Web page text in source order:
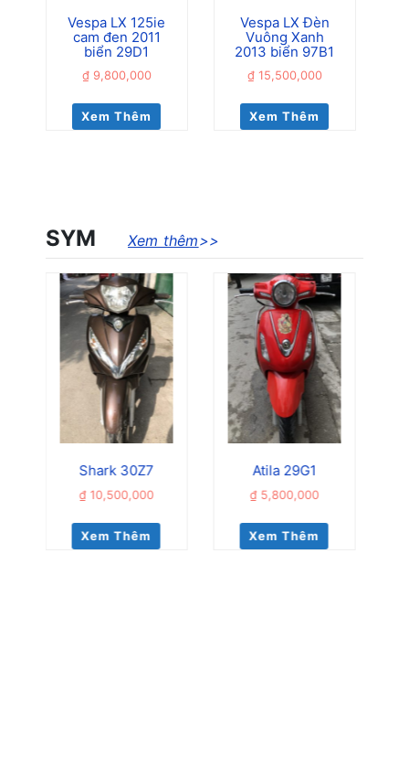
Vespa LX Đèn
Vuông Xanh
2013 biển 97B1
₫15,500,000
Xem Thêm
Vespa LX 125ie
cam đen 2011
biển 29D1
₫9,800,000
Xem Thêm
SYM Xem thêm>>
Atila 29G1
₫5,800,000
Xem Thêm
Shark 30Z7
₫10,500,000
Xem Thêm